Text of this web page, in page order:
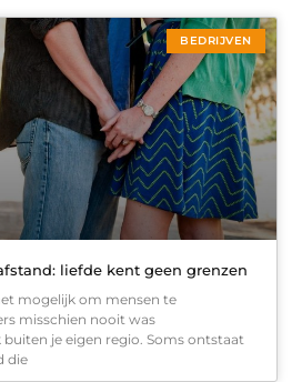
BEDRIJVEN
liefde kent geen grenzen
mogelijk om mensen te
misschien nooit was
je eigen regio. Soms ontstaat
die